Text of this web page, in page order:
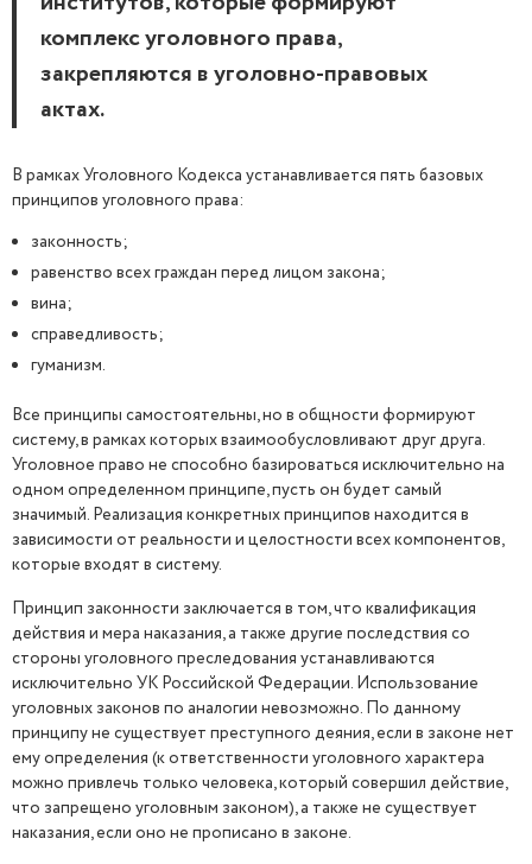
комплекс уголовного права,
закрепляются в уголовно-правовых
актах.
В рамках Уголовного Кодекса устанавливается пять базовых
принципов уголовного права:
законность;
равенство всех граждан перед лицом закона;
вина;
справедливость;
гуманизм.
Все принципы самостоятельны, но в общности формируют
систему, в рамках которых взаимообусловливают друг друга.
Уголовное право не способно базироваться исключительно на
одном определенном принципе, пусть он будет самый
значимый. Реализация конкретных принципов находится в
зависимости от реальности и целостности всех компонентов,
которые входят в систему.
Принцип законности заключается в том, что квалификация
действия и мера наказания, а также другие последствия со
стороны уголовного преследования устанавливаются
исключительно УК Российской Федерации. Использование
уголовных законов по аналогии невозможно. По данному
принципу не существует преступного деяния, если в законе нет
ему определения (к ответственности уголовного характера
можно привлечь только человека, который совершил действие,
что запрещено уголовным законом), а также не существует
наказания, если оно не прописано в законе.